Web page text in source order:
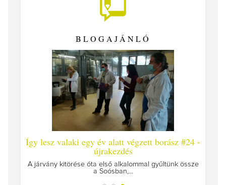
BLOGAJÁNLÓ
Így lesz valaki egy év alatt végzett borász #24 -
újrakezdés
A járvány kitörése óta első alkalommal gyűltünk össze
a Soósban,...